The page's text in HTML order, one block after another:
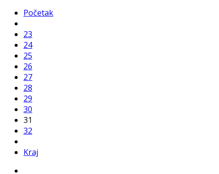
Početak
23
24
25
26
27
28
29
30
31
32
Kraj